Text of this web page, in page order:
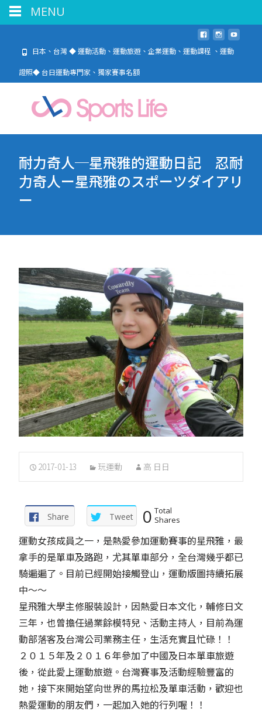
日本、台灣 ◆ 運動活動、運動旅遊、企業運動、運動課程 、運動
證照◆ 台日運動專門家、獨家賽事名額
耐力奇人─星飛雅的運動日記 忍耐
力奇人ー星飛雅のスポーツダイアリ
ー
2017-01-13 玩運動 高 日日
Share Tweet 0 Total
Shares
運動女孩成員之一，是熱愛參加運動賽事的星飛雅，最
拿手的是單車及路跑，尤其單車部分，全台灣幾乎都已
騎遍遍了。目前已經開始接觸登山，運動版圖持續拓展
中～～
星飛雅大學主修服裝設計，因熱愛日本文化，輔修日文
三年，也曾擔任過業餘模特兒、活動主持人，目前為運
動部落客及台灣公司業務主任，生活充實且忙碌！！
２０１５年及２０１６年參加了中國及日本單車旅遊
後，從此愛上運動旅遊。台灣賽事及活動經驗豐富的
她，接下來開始望向世界的馬拉松及單車活動，歡迎也
熱愛運動的朋友們，一起加入她的行列喔！！
MENU